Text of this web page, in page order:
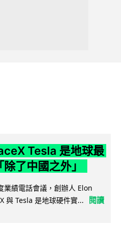
Tesla 是地球最
了中國之外」
業績電話會議，創辦人 Elon
與 Tesla 是地球硬件實...
閱讀